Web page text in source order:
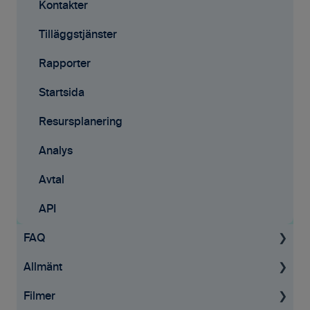
Kontakter
Tilläggstjänster
Rapporter
Startsida
Resursplanering
Analys
Avtal
API
FAQ
Projekt
Fakturering
Allmänt
Allmän information
Filmer